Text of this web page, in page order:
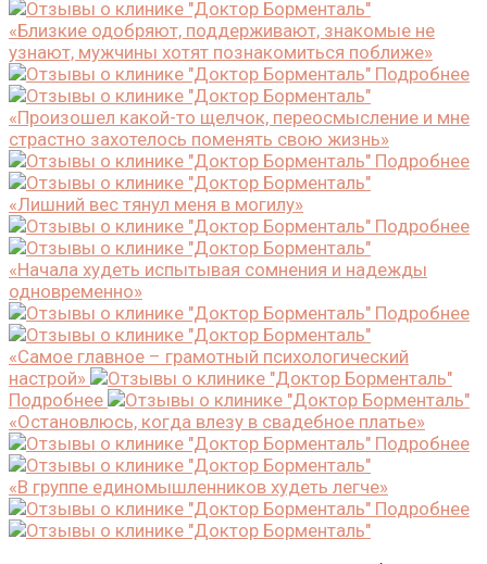
«Близкие одобряют, поддерживают, знакомые не
узнают, мужчины хотят познакомиться поближе»
Подробнее
«Произошел какой-то щелчок, переосмысление и мне
страстно захотелось поменять свою жизнь»
Подробнее
«Лишний вес тянул меня в могилу»
Подробнее
«Начала худеть испытывая сомнения и надежды
одновременно»
Подробнее
«Самое главное – грамотный психологический
настрой»
Подробнее
«Остановлюсь, когда влезу в свадебное платье»
Подробнее
«В группе единомышленников худеть легче»
Подробнее